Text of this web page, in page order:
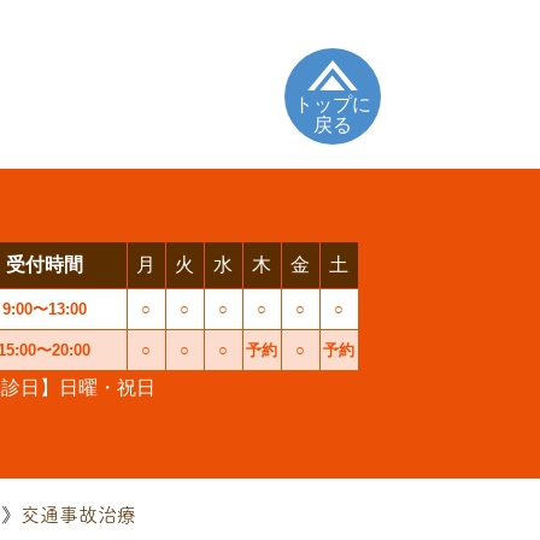
トップに
戻る
受付時間 月 火 水 木 金 土
9:00〜13:00 ○ ○ ○ ○ ○ ○
〜20:00 ○ ○ ○ 予約 ○ 予約
日】日曜・祝日
交通事故治療